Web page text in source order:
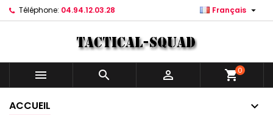
Téléphone: 04.94.12.03.28 Français 
   shopping_cart0
ACCUEIL